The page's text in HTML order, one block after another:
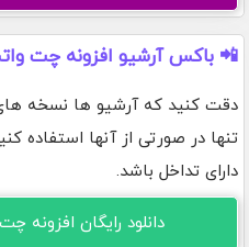
📲 باکس آرشیو افزونه چت
دقت کنید که آرشیو ها نسخه
تنها در صورتی از آنها استفاده
دارای تداخل باشد.
دانلود رایگان افزونه